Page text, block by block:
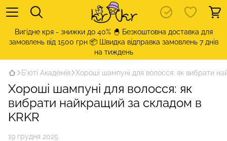
Вигідне кря - знижки до 40% 🐣 Безкоштовна доставка для
замовлень від 1500 грн 📦 Швидка відправка замовлень 7 днів
на тиждень
Б'юті Академія Хороші шампуні для волосся: як вибрати
Хороші шампуні для волосся: як
вибрати найкращий за складом в
KRKR
19 грудня 2025